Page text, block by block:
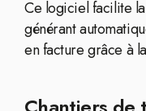
Ce logiciel facilite
générant
en facture grâce à